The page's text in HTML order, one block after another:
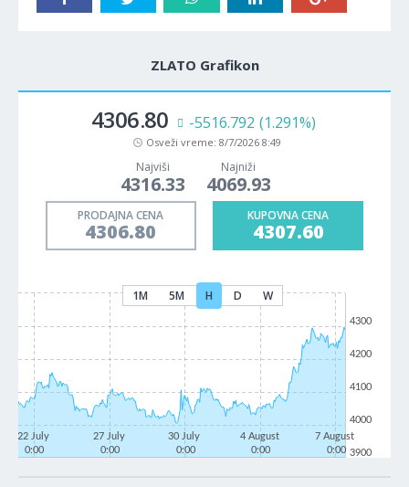
ZLATO Grafikon
4306.54 -5490.125 (1.285%)
Osveži vreme: 8/7/2026 8:49
Najviši
4316.33
Najniži
4069.93
PRODAJNA CENA
4306.54
KUPOVNA CENA
4307.34
1M 5M H D W
22 July
0:00
27 July
0:00
30 July
0:00
4 August
0:00
7 August
0:00 3900
4000
4100
4200
4300